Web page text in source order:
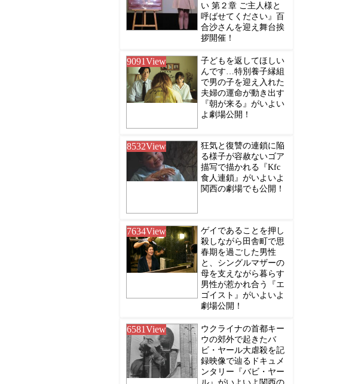
い 第２章 ご主人様と
呼ばせてください』百
合沙さんを迎え舞台挨
拶開催！
9091View
子どもを返してほしい
んです…特別養子縁組
で男の子を迎え入れた
夫婦の運命が動き出す
『朝が来る』がいよい
よ劇場公開！
8532View
狂気と復讐の連鎖に陥
る様子が容赦ないゴア
描写で描かれる『Kfc
食人連鎖』がいよいよ
関西の劇場でも公開！
7634View
ゲイであることを押し
殺しながら田舎町で思
春期を過ごした男性
と、シングルマザーの
母を支えながら暮らす
男性が惹かれ合う『エ
ゴイスト』がいよいよ
劇場公開！
6581View
ウクライナの首都キー
ウの郊外で起きたバ
ビ・ヤール大虐殺を記
録映像で辿るドキュメ
ンタリー『バビ・ヤー